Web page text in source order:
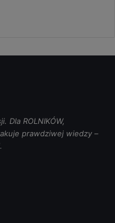
Dla ROLNIKÓW,
prawdziwej wiedzy –